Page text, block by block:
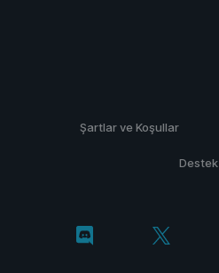
Şartlar ve Koşullar
Destek